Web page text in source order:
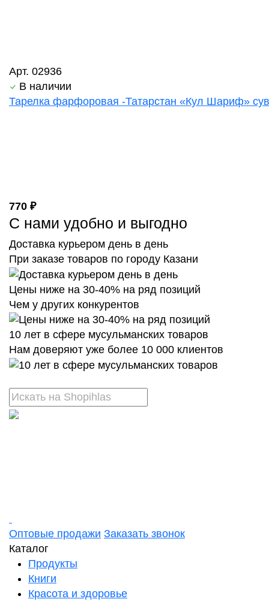
Арт. 02936
В наличии
Тарелка фарфоровая -Татарстан «Кул Шариф»
770 ₽
С нами удобно и выгодно
Доставка курьером день в день
При заказе товаров по городу Казани
Цены ниже на 30-40% на ряд позиций
Чем у других конкурентов
10 лет в сфере мусульманских товаров
Нам доверяют уже более 10 000 клиентов
Оптовые продажи Заказать звонок
Каталог
Продукты
Книги
Красота и здоровье